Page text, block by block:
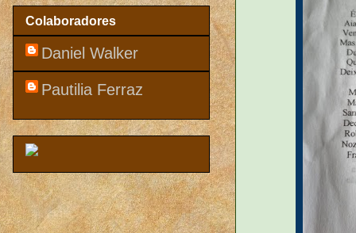
Colaboradores
Daniel Walker
Pautilia Ferraz